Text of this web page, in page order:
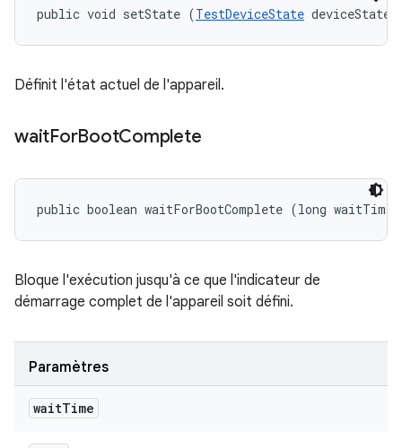
public void setState (TestDeviceState deviceState)
Définit l'état actuel de l'appareil.
waitForBootComplete
public boolean waitForBootComplete (long waitTime)
Bloque l'exécution jusqu'à ce que l'indicateur de
démarrage complet de l'appareil soit défini.
Paramètres
waitTime